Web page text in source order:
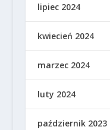
lipiec 2024
kwiecień 2024
marzec 2024
luty 2024
październik 2023